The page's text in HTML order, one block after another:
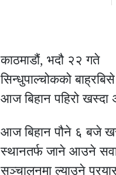
काठमाडौं, भदौ २२ गते
सिन्धुपाल्चोकको
आज बिहान पहिरो खस्दा
आज बिहान पौने ६ बजे
स्थानतर्फ जाने आउने
सञ्चालनमा ल्याउने